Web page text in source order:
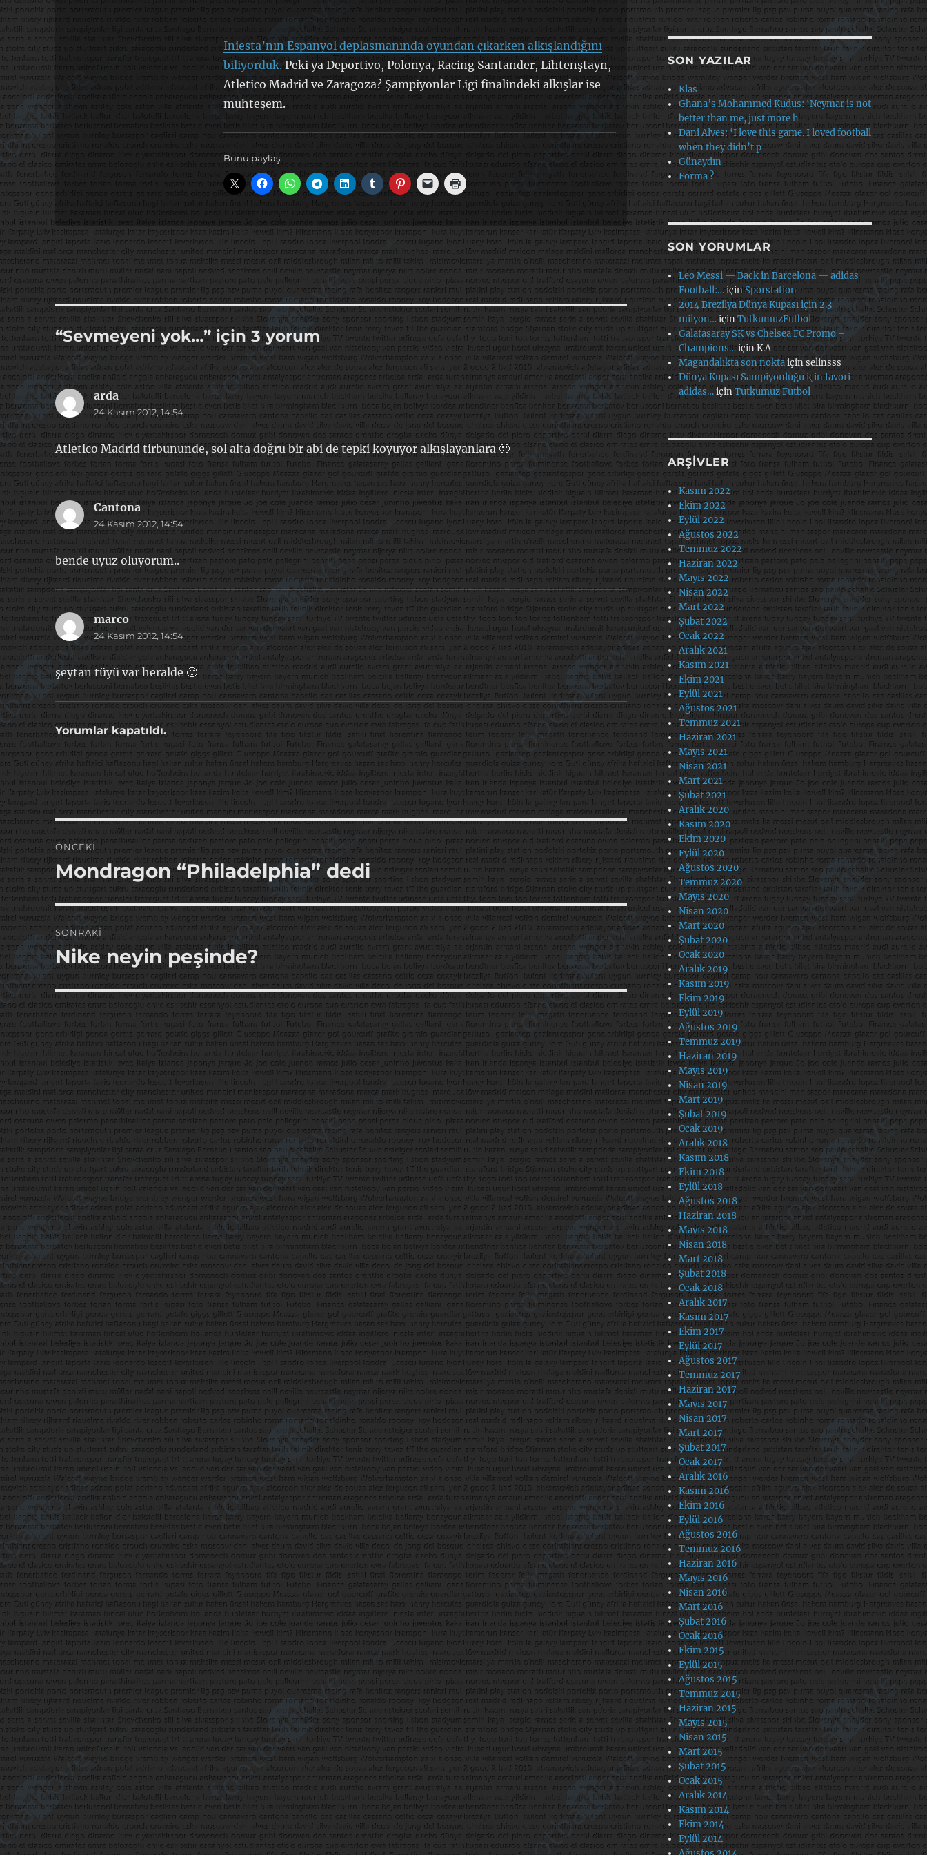
Iniesta’nın Espanyol deplasmanında oyundan çıkarken alkışlandığını
biliyorduk.Peki ya Deportivo, Polonya, Racing Santander, Lihtenştayn,
Atletico Madrid ve Zaragoza? Şampiyonlar Ligi finalindeki alkışlar ise
muhteşem.
Bunu paylaş:
“Sevmeyeni yok…” için 3 yorum
ardadedi
ki:
24 Kasım 2012, 14:54
Atletico Madrid tirbununde, sol alta doğru bir abi de tepki koyuyor alkışlayanlara 🙂
Cantonadedi
ki:
24 Kasım 2012, 14:54
bende uyuz oluyorum..
marcodedi
ki:
24 Kasım 2012, 14:54
şeytan tüyü var heralde 🙂
Yorumlar kapatıldı.
Yazı
gezinmesi
ÖNCEKI
Önceki
yazı:
Mondragon “Philadelphia” dedi
SONRAKI
Sonraki
yazı:
Nike neyin peşinde?
SON YAZILAR
Klas
Ghana’s Mohammed Kudus: ‘Neymar is not
better than me, just more h
Dani Alves: ‘I love this game. I loved football
when they didn’t p
Günaydın
Forma ?
SON YORUMLAR
Leo Messi — Back in Barcelona — adidas
Football:…içinSporstation
2014 Brezilya Dünya Kupası için 2.3
milyon…içinTutkumuzFutbol
Galatasaray SK vs Chelsea FC Promo –
Champions…içinK.A
Magandalıkta son noktaiçinselinsss
Dünya Kupası Şampiyonluğu için favori
adidas…içinTutkumuz Futbol
ARŞIVLER
Kasım 2022
Ekim 2022
Eylül 2022
Ağustos 2022
Temmuz 2022
Haziran 2022
Mayıs 2022
Nisan 2022
Mart 2022
Şubat 2022
Ocak 2022
Aralık 2021
Kasım 2021
Ekim 2021
Eylül 2021
Ağustos 2021
Temmuz 2021
Haziran 2021
Mayıs 2021
Nisan 2021
Mart 2021
Şubat 2021
Aralık 2020
Kasım 2020
Ekim 2020
Eylül 2020
Ağustos 2020
Temmuz 2020
Mayıs 2020
Nisan 2020
Mart 2020
Şubat 2020
Ocak 2020
Aralık 2019
Kasım 2019
Ekim 2019
Eylül 2019
Ağustos 2019
Temmuz 2019
Haziran 2019
Mayıs 2019
Nisan 2019
Mart 2019
Şubat 2019
Ocak 2019
Aralık 2018
Kasım 2018
Ekim 2018
Eylül 2018
Ağustos 2018
Haziran 2018
Mayıs 2018
Nisan 2018
Mart 2018
Şubat 2018
Ocak 2018
Aralık 2017
Kasım 2017
Ekim 2017
Eylül 2017
Ağustos 2017
Temmuz 2017
Haziran 2017
Mayıs 2017
Nisan 2017
Mart 2017
Şubat 2017
Ocak 2017
Aralık 2016
Kasım 2016
Ekim 2016
Eylül 2016
Ağustos 2016
Temmuz 2016
Haziran 2016
Mayıs 2016
Nisan 2016
Mart 2016
Şubat 2016
Ocak 2016
Ekim 2015
Eylül 2015
Ağustos 2015
Temmuz 2015
Haziran 2015
Mayıs 2015
Nisan 2015
Mart 2015
Şubat 2015
Ocak 2015
Aralık 2014
Kasım 2014
Ekim 2014
Eylül 2014